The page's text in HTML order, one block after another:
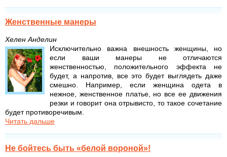
Женственные манеры
Хелен Анделин
Исключительно важна внешность женщины, но
если ваши манеры не отличаются
женственностью, положительного эффекта не
будет, а напротив, все это будет выглядеть даже
смешно. Например, если женщина одета в
нежное, женственное платье, но все ее движения
резки и говорит она отрывисто, то такое сочетание
будет противоречи­вым.
Читать дальше
Не бойтесь быть «белой вороной»!